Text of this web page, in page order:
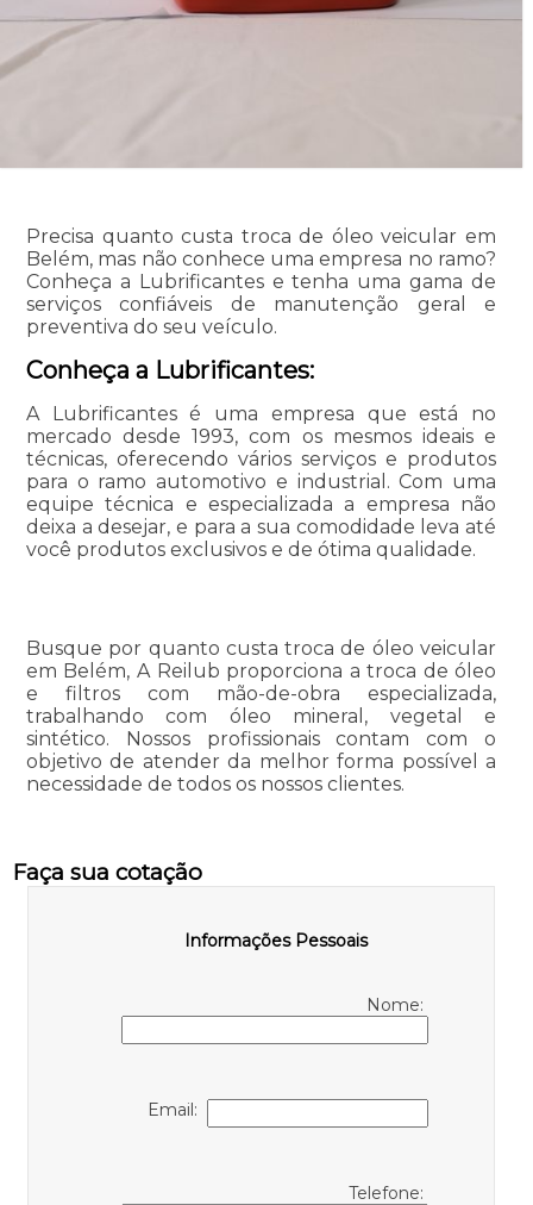
Precisa quanto custa troca de óleo veicular em
Belém, mas não conhece uma empresa no ramo?
Conheça a Lubrificantes e tenha uma gama de
serviços confiáveis de manutenção geral e
preventiva do seu veículo.
Conheça a Lubrificantes:
A Lubrificantes é uma empresa que está no
mercado desde 1993, com os mesmos ideais e
técnicas, oferecendo vários serviços e produtos
para o ramo automotivo e industrial. Com uma
equipe técnica e especializada a empresa não
deixa a desejar, e para a sua comodidade leva até
você produtos exclusivos e de ótima qualidade.
Busque por quanto custa troca de óleo veicular
em Belém, A Reilub proporciona a troca de óleo
e filtros com mão-de-obra especializada,
trabalhando com óleo mineral, vegetal e
sintético. Nossos profissionais contam com o
objetivo de atender da melhor forma possível a
necessidade de todos os nossos clientes.
Faça sua cotação
Informações Pessoais
Nome:
Email:
Telefone: